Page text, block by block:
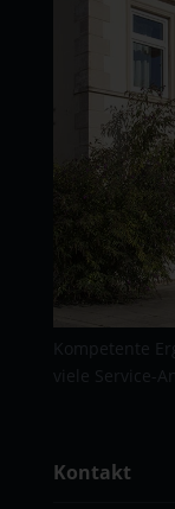
Kompetente
viele Service-
Kontakt